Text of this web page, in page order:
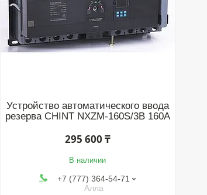
Устройство автоматического ввода
резерва CHINT NXZM-160S/3B 160A
295 600 ₸
В наличии
+7 (777) 364-54-71
Алла